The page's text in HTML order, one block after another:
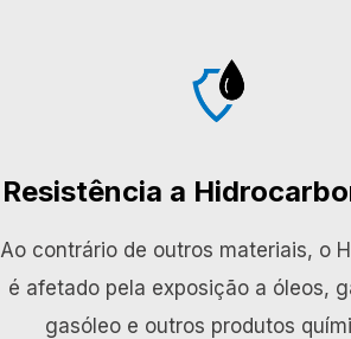
Resistência a
Ao contrário de outros materiais, o
é afetado pela exposição a óleos,
gasóleo e outros produtos